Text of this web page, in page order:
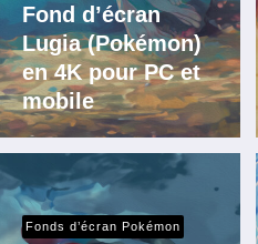
Fond d’écran
Lugia (Pokémon)
en 4K pour PC et
mobile
Fonds d’écran Pokémon